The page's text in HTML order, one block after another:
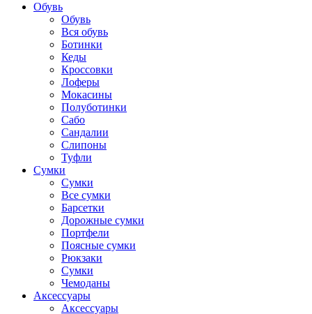
Обувь
Обувь
Вся обувь
Ботинки
Кеды
Кроссовки
Лоферы
Мокасины
Полуботинки
Сабо
Сандалии
Слипоны
Туфли
Сумки
Сумки
Все сумки
Барсетки
Дорожные сумки
Портфели
Поясные сумки
Рюкзаки
Сумки
Чемоданы
Аксессуары
Аксессуары